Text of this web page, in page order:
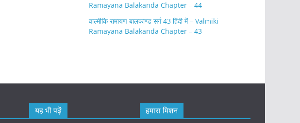
Ramayana Balakanda Chapter – 44
वाल्मीकि रामायण बालकाण्ड सर्ग 43 हिंदी में – Valmiki
Ramayana Balakanda Chapter – 43
यह भी पढ़ें हमारा मिशन